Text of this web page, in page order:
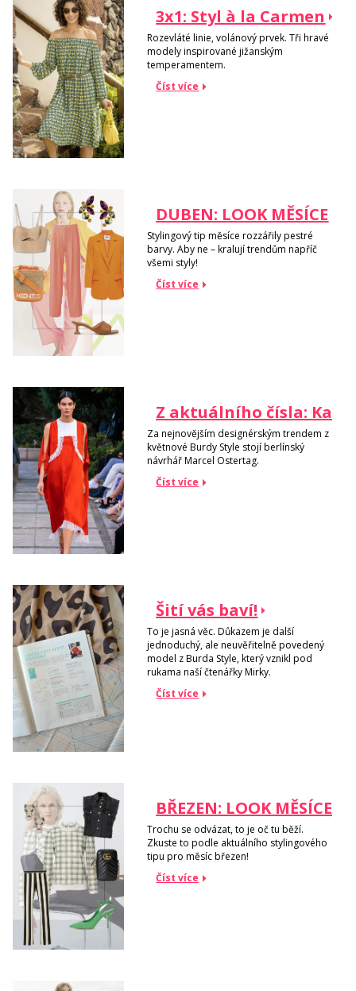
3x1: Styl à la Carmen
Rozevláté linie, volánový prvek. Tři hravé
modely inspirované jižanským
temperamentem.
Číst více
DUBEN: LOOK MĚSÍCE
Stylingový tip měsíce rozzářily pestré
barvy. Aby ne – kralují trendům napříč
všemi styly!
Číst více
Z aktuálního čísla:
Za nejnovějším designérským trendem z
květnové Burdy Style stojí berlínský
návrhář Marcel Ostertag.
Číst více
Šití vás baví!
To je jasná věc. Důkazem je další
jednoduchý, ale neuvěřitelně povedený
model z Burda Style, který vznikl pod
rukama naší čtenářky Mirky.
Číst více
BŘEZEN: LOOK MĚSÍCE
Trochu se odvázat, to je oč tu běží.
Zkuste to podle aktuálního stylingového
tipu pro měsíc březen!
Číst více